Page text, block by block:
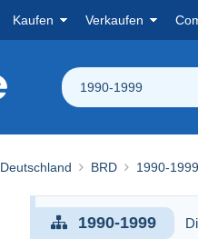
Kaufen Verkaufen
1990-1999
Deutschland BRD 1990-1999
1990-1999